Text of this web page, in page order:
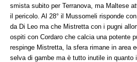
smista subito per Terranova, ma Maltese
il pericolo. Al 28° il Mussomeli risponde
da Di Leo ma che Mistretta con i pugni
ospiti con Cordaro che calcia una potente
respinge Mistretta, la sfera rimane in area
selva di gambe ma è tutto inutile in quanto